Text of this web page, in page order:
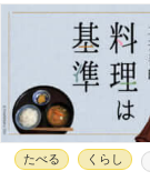
たべる くらし